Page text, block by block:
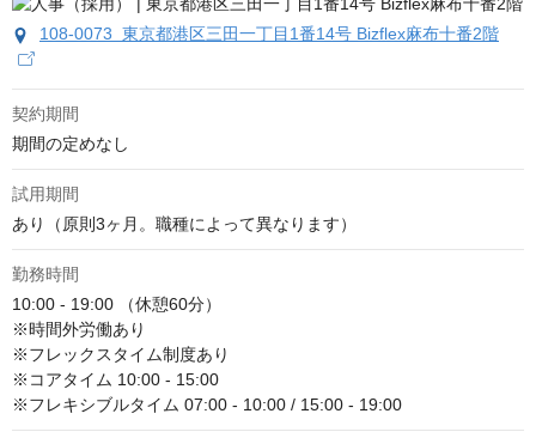
108-0073 東京都港区三田一丁目1番14号 Bizflex麻布十番2階
契約期間
期間の定めなし
試用期間
あり（原則3ヶ月。職種によって異なります）
勤務時間
10:00 - 19:00 （休憩60分）
※時間外労働あり
※フレックスタイム制度あり
※コアタイム 10:00 - 15:00
※フレキシブルタイム 07:00 - 10:00 / 15:00 - 19:00